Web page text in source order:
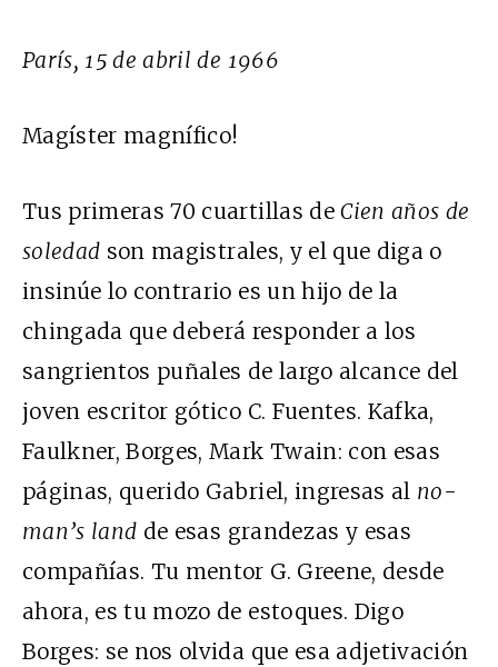
París, 15 de abril de 1966
Magíster magnífico!
Tus primeras 70 cuartillas deCien años de
soledad son magistrales, y el que diga o
insinúe lo contrario es un hijo de la
chingada que deberá responder a los
sangrientos puñales de largo alcance del
joven escritor gótico C. Fuentes. Kafka,
Faulkner, Borges, Mark Twain: con esas
páginas, querido Gabriel, ingresas al no-
man’s land de esas grandezas y esas
compañías. Tu mentor G. Greene, desde
ahora, es tu mozo de estoques. Digo
Borges: se nos olvida que esa adjetivación